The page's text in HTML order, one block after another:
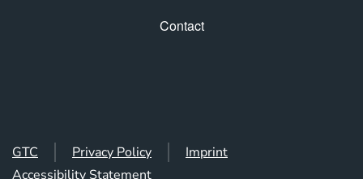
Contact
GTC Privacy Policy
Imprint
Accessibility Statement